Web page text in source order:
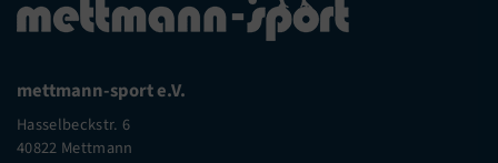
mettmann-sport e.V.
Hasselbeckstr. 6
40822 Mettmann